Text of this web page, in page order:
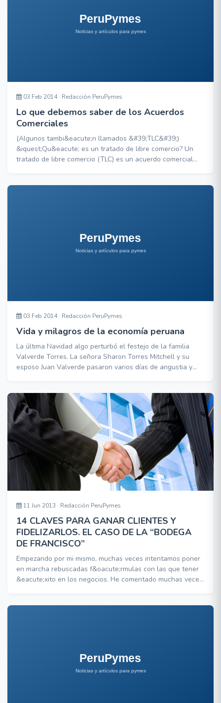
03 Feb 2014 · Redacción PeruPymes
Lo que debemos saber de los Acuerdos
Comerciales
(Algunos tambi&eacute;n llamados &#39;TLC&#39;)
&iquest;Qu&eacute; es un tratado de libre comercio? Un
tratado de libre comercio (TLC) es un acuerdo comercial
03 Feb 2014 · Redacción PeruPymes
Vida y milagros de la economía peruana
La última Navidad algo perturbó el festejo de la familia
Valverde Torres. La señora Sharon Torres Mitchell y su
esposo Juan Valverde pasaron varios días de angustia y
años. Ambos, profesionales que apenas bordean los 40
años, pertenecen a la esforzada clase media peruana
11 Jun 2013 · Redacción PeruPymes
14 CLAVES PARA GANAR CLIENTES Y
FIDELIZARLOS. EL CASO DE LA “BODEGA
DE FRANCISCO”
Empezando por mi mismo, muchas veces intentamos poner
en marcha rebuscadas f&oacute;rmulas con las que tener
&eacute;xito en los negocios. He comentado muchas veces